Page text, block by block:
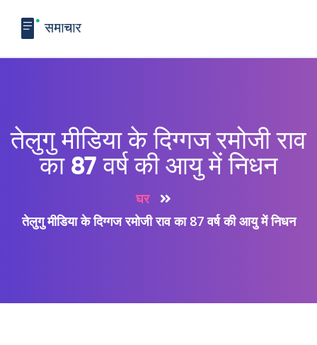
तेलुगु मीडिया के दिग्गज रमोजी राव
का 87 वर्ष की आयु में निधन
घर
तेलुगु मीडिया के दिग्गज रमोजी राव का 87 वर्ष की आयु में निधन